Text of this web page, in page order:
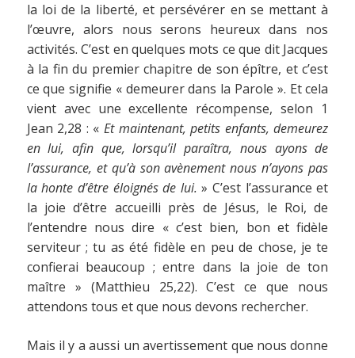
la loi de la liberté, et persévérer en se mettant à
l’œuvre, alors nous serons heureux dans nos
activités. C’est en quelques mots ce que dit Jacques
à la fin du premier chapitre de son épître, et c’est
ce que signifie « demeurer dans la Parole ». Et cela
vient avec une excellente récompense, selon 1
Jean 2,28 : « Et maintenant, petits enfants, demeurez
en lui, afin que, lorsqu’il paraîtra, nous ayons de
l’assurance, et qu’à son avènement nous n’ayons pas
la honte d’être éloignés de lui.» C’est l’assurance et
la joie d’être accueilli près de Jésus, le Roi, de
l’entendre nous dire « c’est bien, bon et fidèle
serviteur ; tu as été fidèle en peu de chose, je te
confierai beaucoup ; entre dans la joie de ton
maître » (Matthieu 25,22). C’est ce que nous
attendons tous et que nous devons rechercher.
Mais il y a aussi un avertissement que nous donne